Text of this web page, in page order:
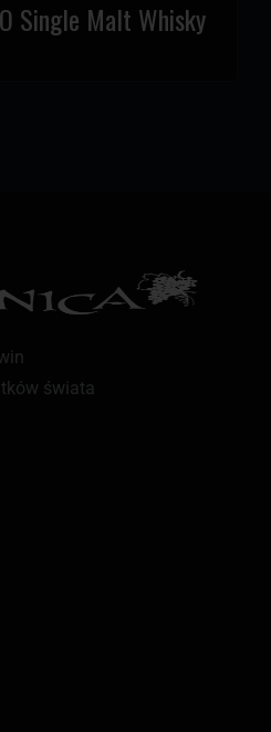
Single Malt Whisky
świata